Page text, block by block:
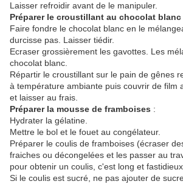
Laisser refroidir avant de le manipuler.
Préparer le croustillant au chocolat blanc
Faire fondre le chocolat blanc en le
durcisse pas. Laisser tiédir.
Ecraser grossièrement les gavottes. Les
chocolat blanc.
Répartir le croustillant sur le pain de gênes
à température ambiante puis couvrir de film
et laisser au frais.
Préparer la mousse de framboises :
Hydrater la gélatine.
Mettre le bol et le fouet au congélateur.
Préparer le coulis de framboises (écraser
fraiches ou décongelées et les passer au
pour obtenir un coulis, c'est long et
Si le coulis est sucré, ne pas ajouter de